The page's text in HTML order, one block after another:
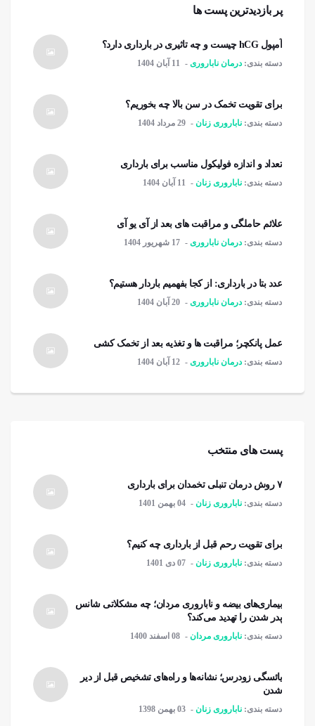
پر بازدیدترین پست ها
آمپول hCG چیست و چه تاثیری در بارداری دارد؟
دسته بندی: درمان ناباروری 11 آبان 1404
برای تقویت تخمک در سن بالا چه بخوریم؟
دسته بندی: ناباروری زنان 29 مرداد 1404
تعداد و اندازه فولیکول مناسب برای بارداری
دسته بندی: ناباروری زنان 11 آبان 1404
علائم حاملگی و مراقبت های بعد از آی یو آی
دسته بندی: درمان ناباروری 17 شهریور 1404
عدد بتا در بارداری: از کجا بفهمیم باردار هستیم؟
دسته بندی: درمان ناباروری 20 آبان 1404
عمل پانکچر؛ مراقبت ها و تغذیه بعد از تخمک کشی
دسته بندی: درمان ناباروری 12 آبان 1404
پست های منتخب
۷ روش درمان تنبلی تخمدان برای بارداری
دسته بندی: ناباروری زنان 04 بهمن 1401
برای تقویت رحم قبل از بارداری چه کنیم؟
دسته بندی: ناباروری زنان 07 دی 1401
بیماری‌های بیضه و ناباروری مردان؛ چه مشکلاتی شانس
پدر شدن را تهدید می‌کند؟
دسته بندی: ناباروری مردان 08 اسفند 1400
یائسگی زودرس؛ نشانه‌ها و راه‌های تشخیص قبل از دیر
شدن
دسته بندی: ناباروری زنان 03 بهمن 1398